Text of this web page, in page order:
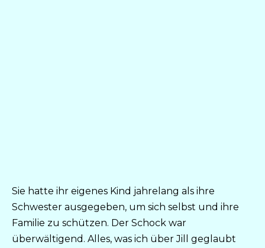
Sie hatte ihr eigenes Kind jahrelang als ihre
Schwester ausgegeben, um sich selbst und ihre
Familie zu schützen. Der Schock war
überwältigend. Alles, was ich über Jill geglaubt